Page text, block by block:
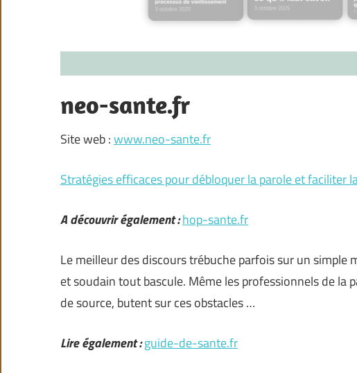
neo-sante.fr
Site web :www.neo-sante.fr
Stratégies efficaces pour débloquer la parole et faciliter
A découvrir également :hop-sante.fr
Le meilleur des discours trébuche parfois sur un simple
et soudain tout bascule. Même les professionnels de la
de source, butent sur ces obstacles …
Lire également :guide-de-sante.fr